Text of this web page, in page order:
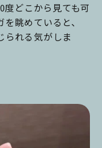
どこから見ても可
眺めていると、
られる気がしま